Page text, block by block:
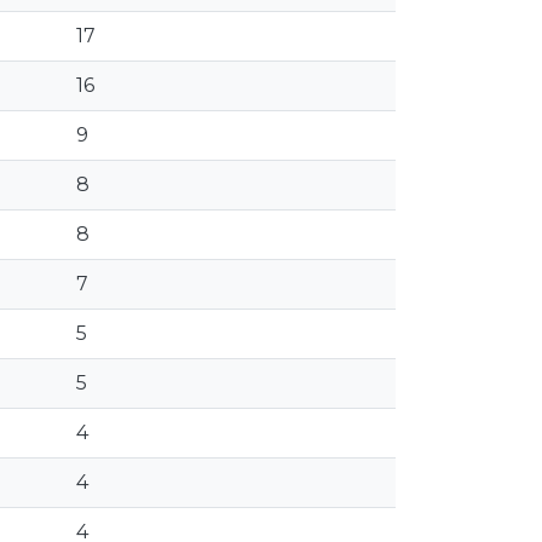
17
16
9
8
8
7
5
5
4
4
4